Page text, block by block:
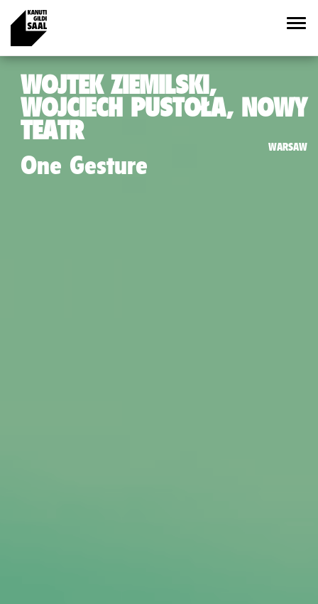
WOJTEK ZIEMILSKI,
WOJCIECH PUSTOŁA, NOWY
TEATR
WARSAW
One Gesture